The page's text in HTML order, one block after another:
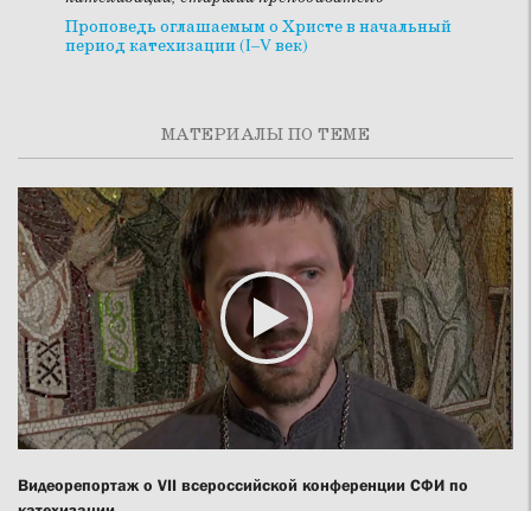
Проповедь оглашаемым о Христе в начальный
период катехизации (I–V век)
МАТЕРИАЛЫ ПО ТЕМЕ
Видеорепортаж о VII всероссийской конференции СФИ по